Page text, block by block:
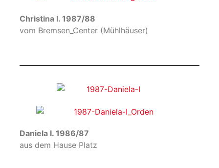
Christina I. 1987/88
vom Bremsen_Center (Mühlhäuser)
Daniela I. 1986/87
aus dem Hause Platz